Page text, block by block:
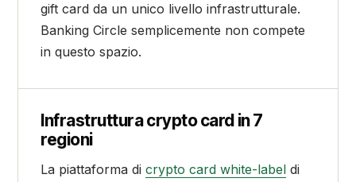
gift card da un unico livello infrastrutturale.
Banking Circle semplicemente non compete
in questo spazio.
Infrastruttura crypto card in 7
regioni
La piattaforma di crypto card white-label di